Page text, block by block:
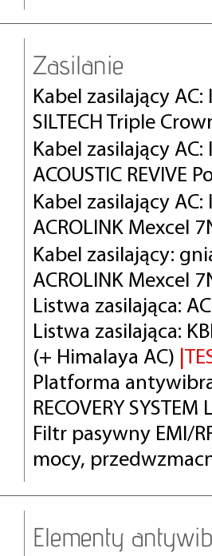
Zasilanie
Kabel zasilający
SILTECH Triple
Kabel zasilający
ACOUSTIC REVIVE
Kabel zasilający
ACROLINK Mexcel
Kabel zasilający:
ACROLINK Mexcel
Listwa zasilająca:
Listwa zasilająca:
(+ Himalaya AC)
Platforma
RECOVERY
Filtr pasywny EMI/
mocy,
Elementy